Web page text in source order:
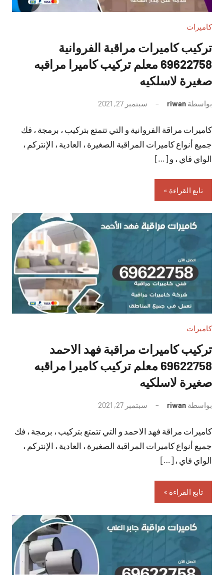
كاميرات
تركيب كاميرات مراقبة الفروانية
69622758 معلم تركيب كاميرا مراقبه
صغيرة لاسلكيه
بواسطة riwan سبتمبر 27, 2021
تعليقات
كاميرات مراقة الفروانية و التي تتمتع بتركيب ، برمجة ، فك
جميع أنواع كاميرات المراقبة الصغيرة ، العادية ، الإنتركم ،
الواي فاي ، و […]
تابع القراءة
كاميرات
تركيب كاميرات مراقبة فهد الاحمد
69622758 معلم تركيب كاميرا مراقبه
صغيرة لاسلكيه
بواسطة riwan سبتمبر 27, 2021
تعليقات
كاميرات مراقة فهد الاحمد و التي تتمتع بتركيب ، برمجة ، فك
جميع أنواع كاميرات المراقبة الصغيرة ، العادية ، الإنتركم ،
الواي فاي ، […]
تابع القراءة